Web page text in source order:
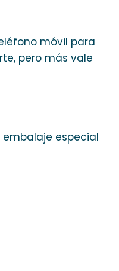
móvil para
pero más vale
especial